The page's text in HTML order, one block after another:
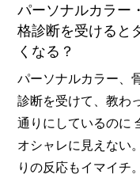
パーソナルカラー
格診断を受けると
くなる？
パーソナルカラー、
診断を受けて、教わ
通りにしているのに
オシャレに見えない
りの反応もイマイチ